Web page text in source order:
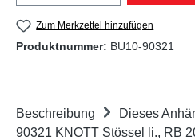
Zum Merkzettel hinzufügen
Produktnummer: BU10-90321
Beschreibung
Dieses
90321 KNOTT Stössel li., RB